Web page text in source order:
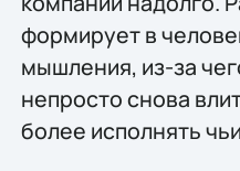
формирует в
мышления, из-за
непросто снова
более исполнять